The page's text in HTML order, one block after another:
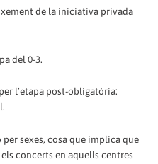
de la iniciativa privada
del 0-3.
l’etapa post-obligatòria:
sexes, cosa que implica que
concerts en aquells centres